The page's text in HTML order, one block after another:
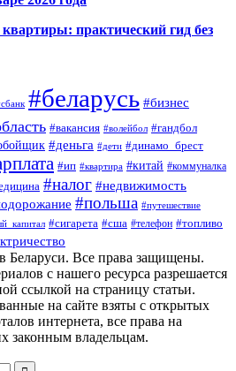
практический гид без
#беларусь #бизнес
#вакансия #волейбол #гандбол
#деньга #дети #динамо_брест
#ип #квартира #китай #коммуналка
#налог #недвижимость
#польша #путешествие
#сигарета #сша #телефон #топливо
Беларуси. Все права защищены.
с нашего ресурса разрешается
ссылкой на страницу статьи.
на сайте взяты с открытых
интернета, все права на
законным владельцам.